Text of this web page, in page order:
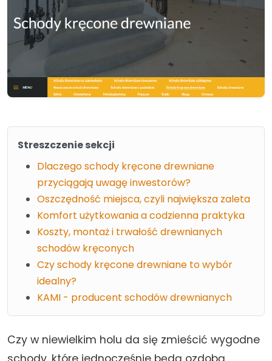
Streszczenie sekcji
Dlaczego schody kręcone drewniane
przyciągają uwagę inwestorów?
Oszczędność miejsca, czyli największa zaleta
Komfort użytkowania a codzienna praktyka
Koszty, montaż i trwałość drewnianych
schodów kręconych
Czy schody kręcone drewniane to wybór
idealny?
KAMI - producent schodów drewnianych
Czy w niewielkim holu da się zmieścić wygodne